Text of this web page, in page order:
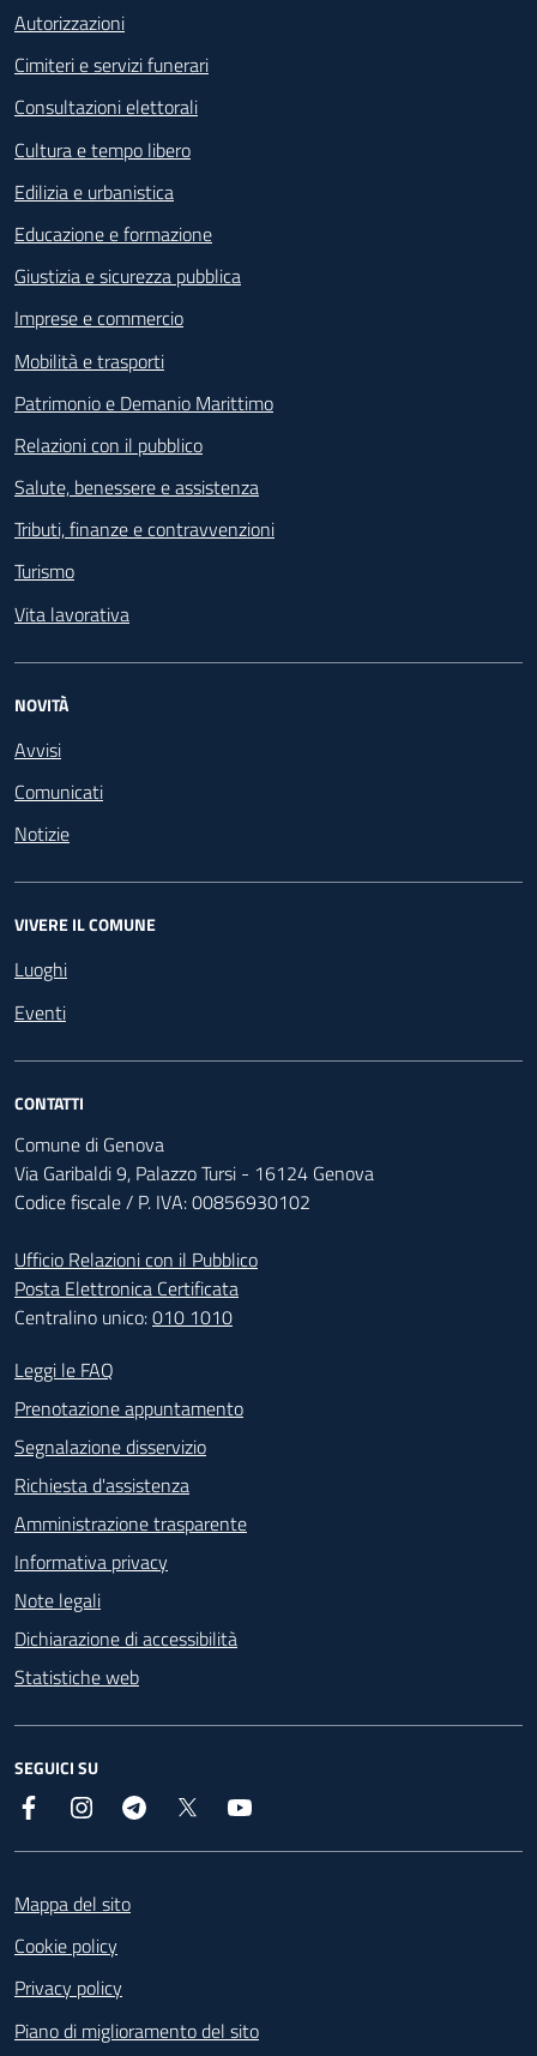
Autorizzazioni
Cimiteri e servizi funerari
Consultazioni elettorali
Cultura e tempo libero
Edilizia e urbanistica
Educazione e formazione
Giustizia e sicurezza pubblica
Imprese e commercio
Mobilità e trasporti
Patrimonio e Demanio Marittimo
Relazioni con il pubblico
Salute, benessere e assistenza
Tributi, finanze e contravvenzioni
Turismo
Vita lavorativa
NOVITÀ
Avvisi
Comunicati
Notizie
VIVERE IL COMUNE
Luoghi
Eventi
CONTATTI
Comune di Genova
Via Garibaldi 9, Palazzo Tursi - 16124 Genova
Codice fiscale / P. IVA: 00856930102
Ufficio Relazioni con il Pubblico
Posta Elettronica Certificata
Centralino unico:010 1010
Footer - Contatti
Leggi le FAQ
Prenotazione appuntamento
Segnalazione disservizio
Richiesta d'assistenza
Amministrazione trasparente
Informativa privacy
Note legali
Dichiarazione di accessibilità
Statistiche web
SEGUICI SU
Facebook InstagramTelegram
Mappa del sito
Cookie policy
Privacy policy
Piano di miglioramento del sito